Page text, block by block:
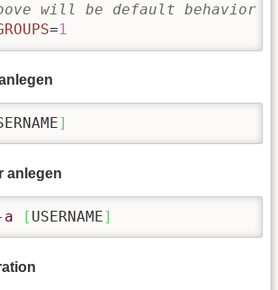
will be default behavior
=1
]
anlegen
a [ USERNAME]